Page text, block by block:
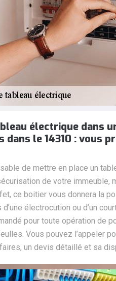
électrique dans
dans le 14310 : vous
de mettre en place un
de votre immeuble,
ce boitier vous donnera la
électrocution ou d’un
pour toute opération de
Vous pouvez l’appeler
un devis détaillé et sa